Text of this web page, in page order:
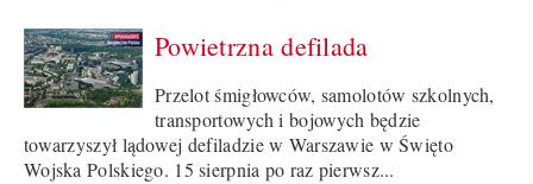
Powietrzna defilada
Przelot śmigłowców, samolotów szkolnych,
transportowych i bojowych będzie
towarzyszył lądowej defiladzie w Warszawie w Święto
Wojska Polskiego. 15 sierpnia po raz pierwsz...